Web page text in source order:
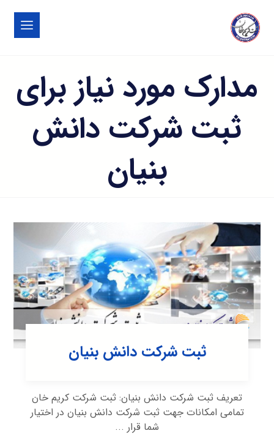
مدارک مورد نیاز برای
ثبت شرکت دانش
بنیان
ثبت شرکت دانش بنیان
تعریف ثبت شرکت دانش بنیان: ثبت شرکت کریم خان
تمامی امکانات جهت ثبت شرکت دانش بنیان در اختیار
شما قرار ...